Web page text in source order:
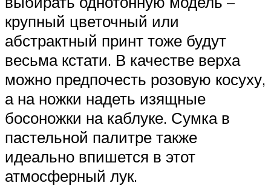
крупный цветочный или
абстрактный принт тоже будут
весьма кстати. В качестве верха
можно предпочесть розовую косуху,
а на ножки надеть изящные
босоножки на каблуке. Сумка в
пастельной палитре также
идеально впишется в этот
атмосферный лук.